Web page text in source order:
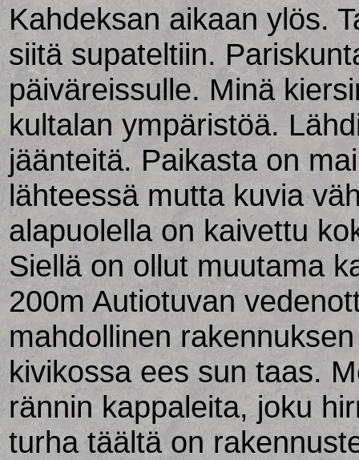
Kahdeksan aikaan ylös.
siitä supateltiin.
päiväreissulle. Minä
kultalan ympäristöä.
jäänteitä. Paikasta on
lähteessä mutta kuvia
alapuolella on kaivettu
Siellä on ollut muutama
200m Autiotuvan
mahdollinen
kivikossa ees sun taas.
rännin kappaleita, joku
turha täältä on